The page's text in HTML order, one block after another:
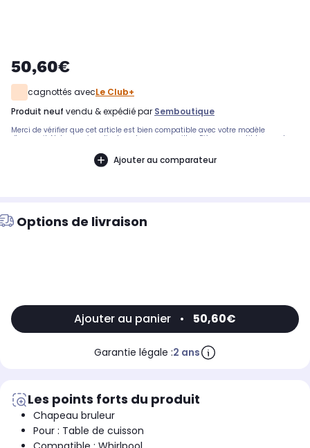
50,60€
cagnottés avecLe Club+
produit neuf vendu & expédié par Semboutique
Merci de vérifier que cet article est bien compatible avec votre modèle
d'appareil. Notre service client peut vous conseiller. .Pièce compatible avec les
AKM407MR, 857120429542, AKM204/NB/01 - 857120429540
Ajouter au comparateur
Options de livraison
Ajouter au panier • 50,60€
Garantie légale :2 ans
Les points forts du produit
Chapeau bruleur
Pour : Table de cuisson